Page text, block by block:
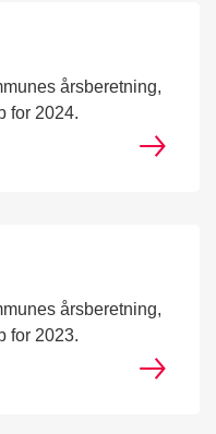
årsberetning,
for 2024.
årsberetning,
for 2023.